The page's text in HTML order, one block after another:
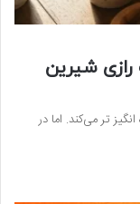
شیرین
تر می‌کند. اما در